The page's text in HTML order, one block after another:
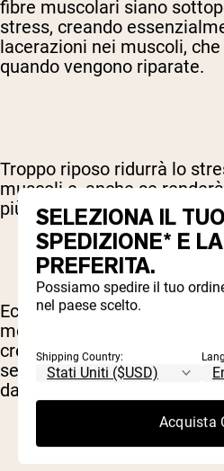
fibre muscolari siano
stress, creando
lacerazioni nei muscoli,
quando vengono riparate.
Troppo riposo ridurrà lo
muscoli e, anche se
più facile, probabilmente
Ecco perché vuoi cercare
moderata tra le serie se il
crescita muscolare.
serie successiva in
da ridurre l'ipertrofia.
SELEZIONA IL
SPEDIZIONE* E
PREFERITA.
Possiamo spedire il tuo
nel paese scelto.
Shipping Country:
Acquista